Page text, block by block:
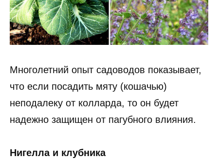
Многолетний опыт садоводов показывает,
что если посадить мяту (кошачью)
неподалеку от колларда, то он будет
надежно защищен от пагубного влияния.
Нигелла и клубника